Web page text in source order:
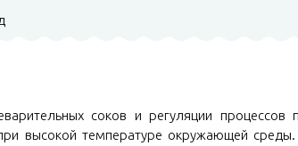
соков и регуляции процессов
высокой температуре окружающей